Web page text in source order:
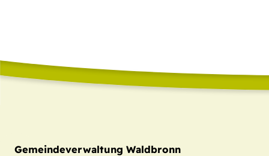
Gemeindeverwaltung Waldbronn